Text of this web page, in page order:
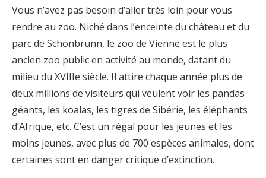
Vous n’avez pas besoin d’aller très loin pour vous
rendre au zoo. Niché dans l’enceinte du château et du
parc de Schönbrunn, le zoo de Vienne est le plus
ancien zoo public en activité au monde, datant du
milieu du XVIIIe siècle. Il attire chaque année plus de
deux millions de visiteurs qui veulent voir les pandas
géants, les koalas, les tigres de Sibérie, les éléphants
d’Afrique, etc. C’est un régal pour les jeunes et les
moins jeunes, avec plus de 700 espèces animales, dont
certaines sont en danger critique d’extinction.